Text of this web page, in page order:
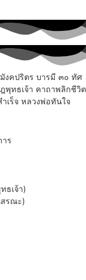
คปริตร บารมี ๓๐ ทัศ
พุทธเจ้า คาถาพลิกชีวิต
เร็จ หลวงพ่อทันใจ
ร
ธเจ้า)
รณะ)